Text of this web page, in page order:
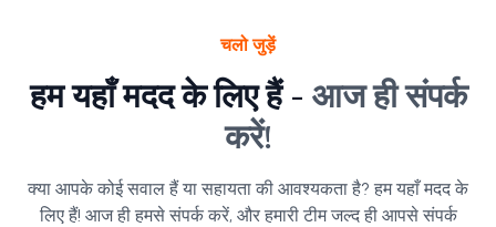
चलो जुड़ें
हम यहाँ मदद के लिए हैं - आज ही संपर्क
करें!
क्या आपके कोई सवाल हैं या सहायता की आवश्यकता है? हम यहाँ मदद के
लिए हैं! आज ही हमसे संपर्क करें, और हमारी टीम जल्द ही आपसे संपर्क